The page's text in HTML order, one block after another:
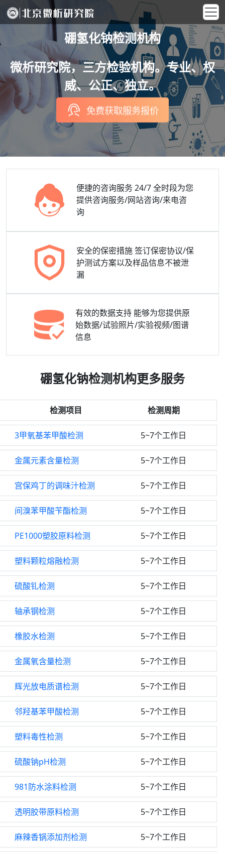
硼氢化钠检测机构
微析研究院，三方检验机构。专业、权
威、公正、独立。
免费获取服务报价
便捷的咨询服务24/7 全时段为您
提供咨询服务/网站咨询/来电咨
询
安全的保密措施 签订保密协议/保
护测试方案以及样品信息不被泄
漏
有效的数据支持 能够为您提供原
始数据/试验照片/实验视频/图谱
信息
硼氢化钠检测机构更多服务
检测项目 检测周期
3甲氧基苯甲酸检测 5~7个工作日
金属元素含量检测 5~7个工作日
宫保鸡丁的调味汁检测 5~7个工作日
间溴苯甲酸苄酯检测 5~7个工作日
PE1000塑胶原料检测 5~7个工作日
塑料颗粒熔融检测 5~7个工作日
硫酸钆检测 5~7个工作日
轴承钢检测 5~7个工作日
橡胶水检测 5~7个工作日
金属氧含量检测 5~7个工作日
辉光放电质谱检测 5~7个工作日
邻羟基苯甲酸检测 5~7个工作日
塑料毒性检测 5~7个工作日
硫酸钠pH检测 5~7个工作日
981防水涂料检测 5~7个工作日
透明胶带原料检测 5~7个工作日
麻辣香锅添加剂检测 5~7个工作日